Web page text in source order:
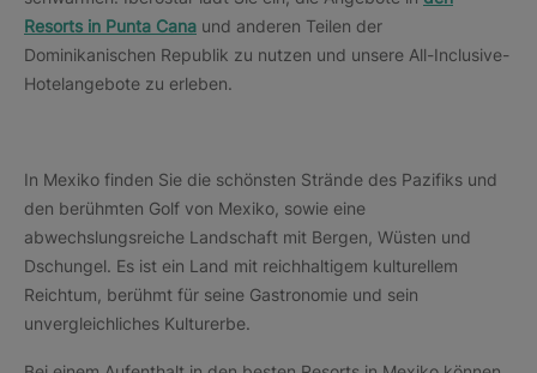
Resorts in Punta Cana und anderen Teilen der
Dominikanischen Republik zu nutzen und unsere All-Inclusive-
Hotelangebote zu erleben.
In Mexiko finden Sie die schönsten Strände des Pazifiks und
den berühmten Golf von Mexiko, sowie eine
abwechslungsreiche Landschaft mit Bergen, Wüsten und
Dschungel. Es ist ein Land mit reichhaltigem kulturellem
Reichtum, berühmt für seine Gastronomie und sein
unvergleichliches Kulturerbe.